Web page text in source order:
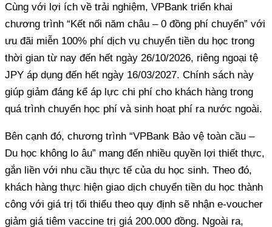
Cùng với lợi ích về trải nghiệm, VPBank triển khai
chương trình “Kết nối năm châu – 0 đồng phí chuyển” với
ưu đãi miễn 100% phí dịch vụ chuyển tiền du học trong
thời gian từ nay đến hết ngày 26/10/2026, riêng ngoại tệ
JPY áp dụng đến hết ngày 16/03/2027. Chính sách này
giúp giảm đáng kể áp lực chi phí cho khách hàng trong
quá trình chuyển học phí và sinh hoạt phí ra nước ngoài.
Bên cạnh đó, chương trình “VPBank Bảo vệ toàn cầu –
Du học không lo âu” mang đến nhiều quyền lợi thiết thực,
gắn liền với nhu cầu thực tế của du học sinh. Theo đó,
khách hàng thực hiện giao dịch chuyển tiền du học thành
công với giá trị tối thiểu theo quy định sẽ nhận e-voucher
giảm giá tiêm vaccine trị giá 200.000 đồng. Ngoài ra,